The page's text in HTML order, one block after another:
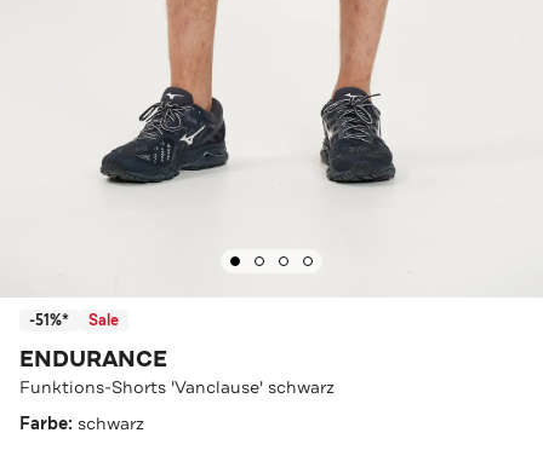
-51%* Sale
ENDURANCE
Funktions-Shorts 'Vanclause' schwarz
Farbe: schwarz